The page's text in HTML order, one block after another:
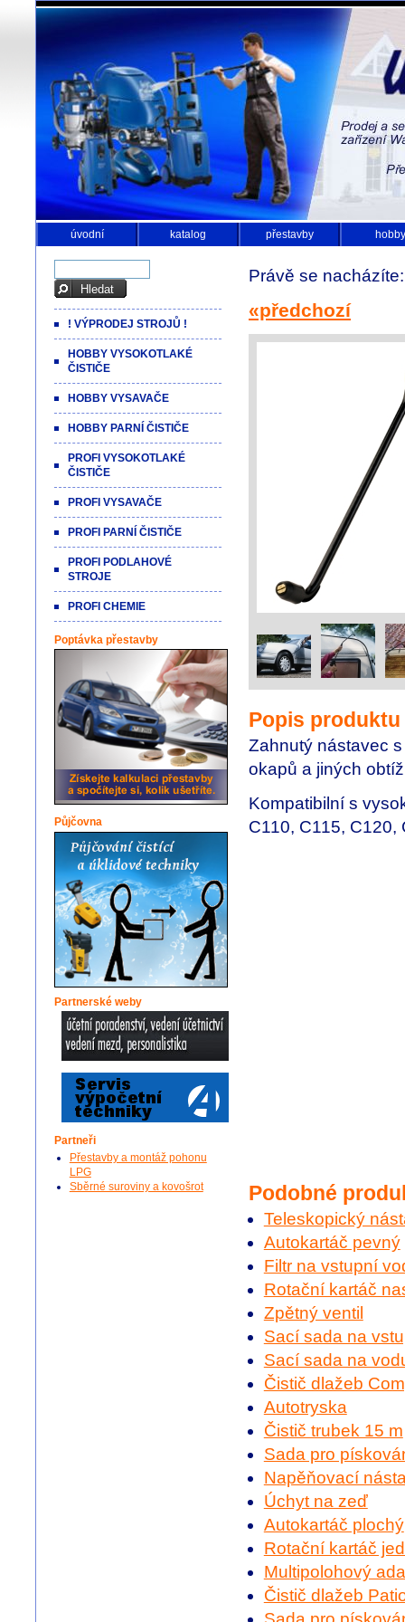
úvodní katalog přestavby hobby
Právě se
«předchozí
Popis produktu
Zahnutý nástavec
okapů a jiných
Kompatibilní s
C110, C115,
Podobné
Teleskopický
Autokartáč pevný
Filtr na vstupní
Rotační kartáč
Zpětný ventil
Sací sada na
Sací sada na
Čistič dlažeb
Autotryska
Čistič trubek 15 m
Sada pro
Napěňovací
Úchyt na zeď
Autokartáč plochý
Rotační kartáč
Multipolohový
Čistič dlažeb
! VÝPRODEJ STROJŮ !
HOBBY VYSOKOTLAKÉ
ČISTIČE
HOBBY VYSAVAČE
HOBBY PARNÍ ČISTIČE
PROFI VYSOKOTLAKÉ
ČISTIČE
PROFI VYSAVAČE
PROFI PARNÍ ČISTIČE
PROFI PODLAHOVÉ
STROJE
PROFI CHEMIE
Poptávka přestavby
Půjčovna
Partnerské weby
Partneři
Přestavby a montáž pohonu
LPG
Sběrné suroviny a kovošrot